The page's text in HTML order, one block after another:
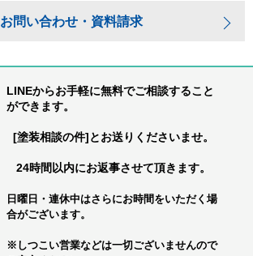
お問い合わせ・資料請求
LINEからお手軽に無料でご相談すること
ができます。
[塗装相談の件]とお送りくださいませ。
24時間以内にお返事させて頂きます。
日曜日・連休中はさらにお時間をいただく場
合がございます。
※しつこい営業などは一切ございませんので